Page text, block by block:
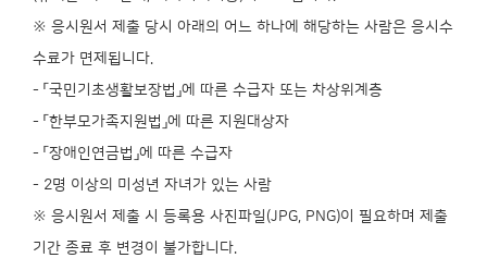
※ 응시원서 제출 당시 아래의 어느 하나에 해당하는 사람은 응시수
수료가 면제됩니다.
- 「국민기초생활보장법」에 따른 수급자 또는 차상위계층
- 「한부모가족지원법」에 따른 지원대상자
- 「장애인연금법」에 따른 수급자
- 2명 이상의 미성년 자녀가 있는 사람
※ 응시원서 제출 시 등록용 사진파일(JPG, PNG)이 필요하며 제출
기간 종료 후 변경이 불가합니다.